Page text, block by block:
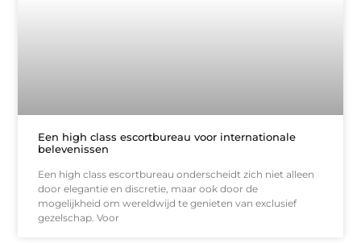
Een high class escortbureau voor internationale
belevenissen
Een high class escortbureau onderscheidt zich niet alleen
door elegantie en discretie, maar ook door de
mogelijkheid om wereldwijd te genieten van exclusief
gezelschap. Voor